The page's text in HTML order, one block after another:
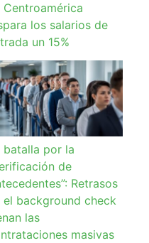
Centroamérica
los salarios de
un 15%
batalla por la
de
Retrasos
el background check
las
masivas